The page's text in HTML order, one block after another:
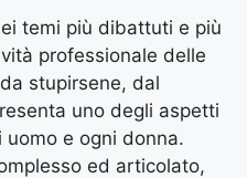
temi più dibattuti e più
professionale delle
stupirsene, dal
uno degli aspetti
e ogni donna.
ed articolato,